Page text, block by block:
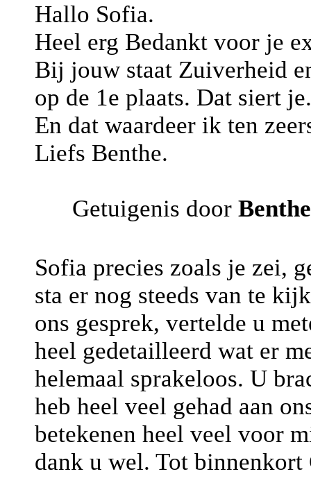
Hallo Sofia.
Heel erg Bedankt voor je
Bij jouw staat Zuiverheid
op de 1e plaats. Dat siert je.
En dat waardeer ik ten
Liefs Benthe.
Getuigenis door Benthe
Sofia precies zoals je zei,
sta er nog steeds van te
ons gesprek, vertelde u
heel gedetailleerd wat er
helemaal sprakeloos. U
heb heel veel gehad aan
betekenen heel veel voor
dank u wel. Tot binnenkort